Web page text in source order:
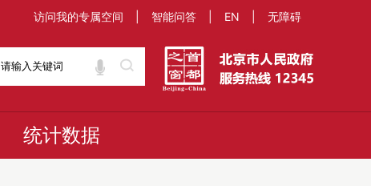
访问我的专属空间 智能问答 EN 无障碍
统计数据